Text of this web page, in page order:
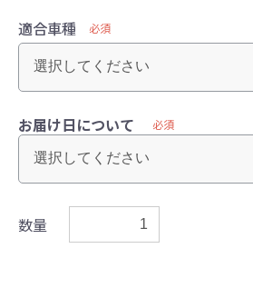
適合車種 必須
お届け日について 必須
数量